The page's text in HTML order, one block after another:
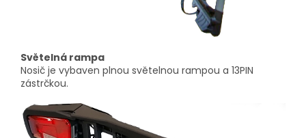
Světelná rampa
Nosič je vybaven plnou světelnou rampou a 13PIN
zástrčkou.